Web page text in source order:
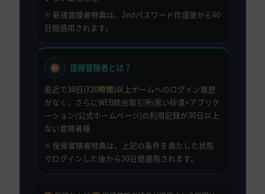
※ 新規冒険者特典は、2ndパスワード作成後から60
日間適用されます。
復帰冒険者とは？
直近で30日(720時間)以上ゲームへのログイン履歴
がなく、さらにWEB統合取引所(黒い砂漠+アプリケ
ーション/公式ホームページ)の利用記録が30日以上
ない冒険者様
※ 復帰冒険者特典は、上記の条件を満たした状態
でログインした後から30日間適用されます。